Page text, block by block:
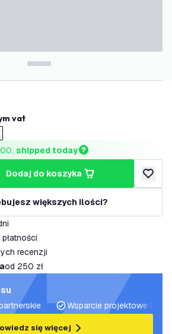
vat
shipped today
dodaj do koszyka
dodaj
większych ilości?
recenzji
od 250 zł
Wsparcie projektowe i
się więcej